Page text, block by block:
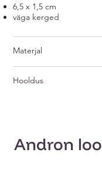
6,5 x 1,5 cm
väga kerged
Materjal
Hooldus
Andron